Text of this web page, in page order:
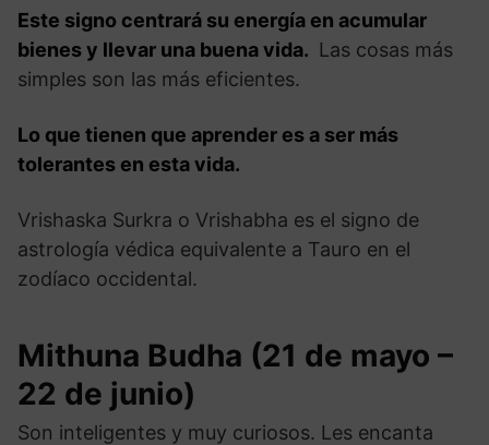
Este signo centrará su energía en acumular
bienes y llevar una buena vida. Las cosas más
simples son las más eficientes.
Lo que tienen que aprender es a ser más
tolerantes en esta vida.
Vrishaska Surkra o Vrishabha es el signo de
astrología védica equivalente a Tauro en el
zodíaco occidental.
Mithuna Budha (21 de mayo –
22 de junio)
Son inteligentes y muy curiosos. Les encanta